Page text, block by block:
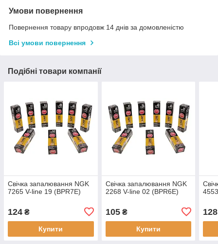
Умови повернення
Повернення товару впродовж 14 днів за домовленістю
Всі умови повернення
Подібні товари компанії
Свічка запалювання NGK
7265 V-line 19 (BPR7E)
124 ₴
Купити
Свічка запалювання NGK
2268 V-line 02 (BPR6E)
105₴
Купити
128